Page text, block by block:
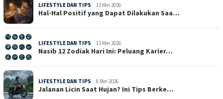
LIFESTYLE DAN TIPS 13 Mei 2026
Hal-Hal Positif yang Dapat Dilakukan Saa…
LIFESTYLE DAN TIPS 13 Mei 2026
Nasib 12 Zodiak Hari Ini: Peluang Karier…
LIFESTYLE DAN TIPS 8 Mei 2026
Jalanan Licin Saat Hujan? Ini Tips Berke…